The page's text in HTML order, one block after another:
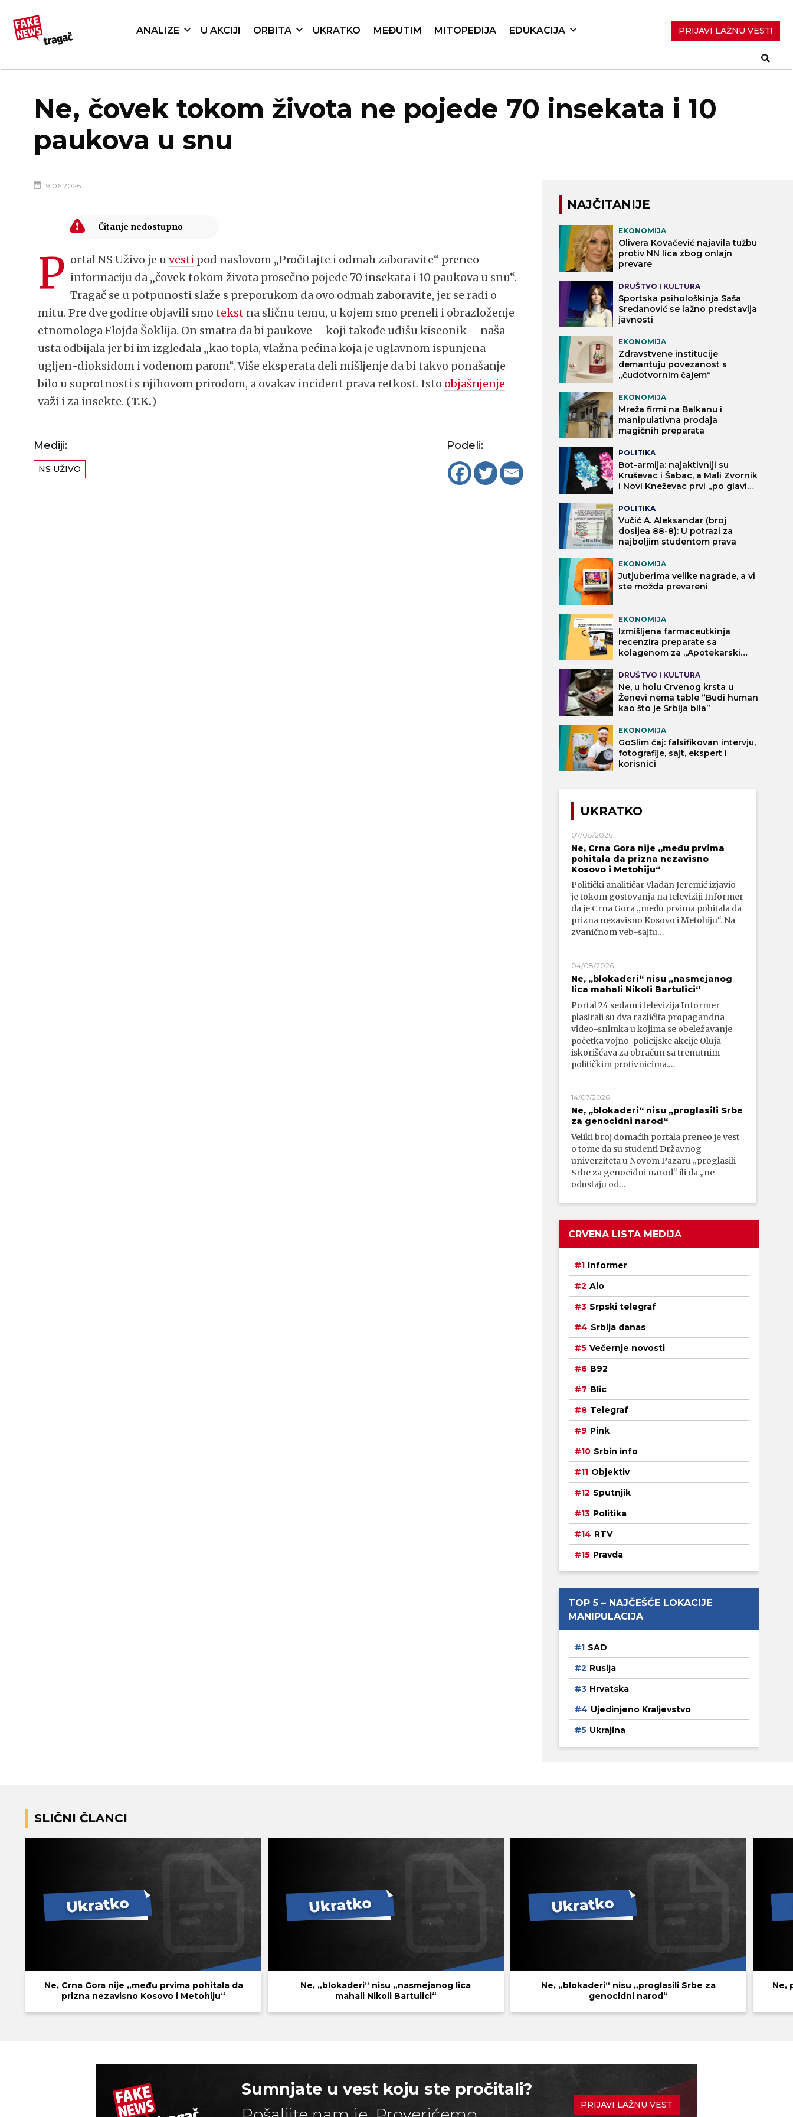
ANALIZE U AKCIJI ORBITA UKRATKO MEĐUTIM MITOPEDIJA EDUKACIJA PRIJAVI LAŽNU VEST!
Ne, čovek tokom života ne pojede 70 insekata i 10
paukova u snu
19.06.2026.
P ortal NS Uživo je uvesti pod naslovom „Pročitajte i odmah zaboravite“ preneo
informaciju da „čovek tokom života prosečno pojede 70 insekata i 10 paukova u snu“.
Tragač se u potpunosti slaže s preporukom da ovo odmah zaboravite, jer se radi o
mitu. Pre dve godine objavili smotekst na sličnu temu, u kojem smo preneli i obrazloženje
etnomologa Flojda Šoklija. On smatra da bi paukove – koji takođe udišu kiseonik – naša
usta odbijala jer bi im izgledala „kao topla, vlažna pećina koja je uglavnom ispunjena
ugljen-dioksidom i vodenom parom“. Više eksperata deli mišljenje da bi takvo ponašanje
bilo u suprotnosti s njihovom prirodom, a ovakav incident prava retkost. Isto objašnjenje
važi i za insekte. (T.K.)
Mediji:
NS UŽIVO
Podeli:
NAJČITANIJE
EKONOMIJA
Olivera Kovačević najavila tužbu
protiv NN lica zbog onlajn
prevare
DRUŠTVO I KULTURA
Sportska psihološkinja Saša
Sredanović se lažno predstavlja
javnosti
EKONOMIJA
Zdravstvene institucije
demantuju povezanost s
„čudotvornim čajem“
EKONOMIJA
Mreža firmi na Balkanu i
manipulativna prodaja
magičnih preparata
POLITIKA
Bot-armija: najaktivniji su
Kruševac i Šabac, a Mali Zvornik
i Novi Kneževac prvi „po glavi
POLITIKA
Vučić A. Aleksandar (broj
dosijea 88-8): U potrazi za
najboljim studentom prava
EKONOMIJA
Jutjuberima velike nagrade, a vi
ste možda prevareni
EKONOMIJA
Izmišljena farmaceutkinja
recenzira preparate sa
kolagenom za „Apotekarski
DRUŠTVO I KULTURA
Ne, u holu Crvenog krsta u
Ženevi nema table “Budi human
kao što je Srbija bila”
EKONOMIJA
GoSlim čaj: falsifikovan intervju,
fotografije, sajt, ekspert i
korisnici
UKRATKO
07/08/2026
Ne, Crna Gora nije „među prvima
pohitala da prizna nezavisno
Kosovo i Metohiju“
Politički analitičar Vladan Jeremić izjavio
je tokom gostovanja na televiziji Informer
da je Crna Gora „među prvima pohitala da
prizna nezavisno Kosovo i Metohiju“. Na
zvaničnom veb-sajtu…
04/08/2026
Ne, „blokaderi“ nisu „nasmejanog
lica mahali Nikoli Bartulici“
Portal 24 sedam i televizija Informer
plasirali su dva različita propagandna
video-snimka u kojima se obeležavanje
početka vojno-policijske akcije Oluja
iskorišćava za obračun sa trenutnim
političkim protivnicima.…
14/07/2026
Ne, „blokaderi“ nisu „proglasili Srbe
za genocidni narod“
Veliki broj domaćih portala preneo je vest
o tome da su studenti Državnog
univerziteta u Novom Pazaru „proglasili
Srbe za genocidni narod“ ili da „ne
odustaju od…
CRVENA LISTA MEDIJA
Informer
Alo
Srpski telegraf
Srbija danas
Večernje novosti
B92
Blic
Telegraf
Pink
Srbin info
Objektiv
Sputnjik
Politika
RTV
Pravda
TOP 5 – NAJČEŠĆE LOKACIJE
MANIPULACIJA
SAD
Rusija
Hrvatska
Ujedinjeno Kraljevstvo
Ukrajina
SLIČNI ČLANCI
Ne, Crna Gora nije „među prvima pohitala da
prizna nezavisno Kosovo i Metohiju“
Ne, „blokaderi“ nisu „nasmejanog lica
mahali Nikoli Bartulici“
Ne, „blokaderi“ nisu „proglasili Srbe za
genocidni narod“
Ne,
Sumnjate u vest koju ste pročitali?
PRIJAVI LAŽNU VEST